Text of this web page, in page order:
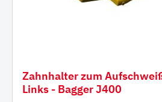
Zahnhalter zum
Links - Bagger J400